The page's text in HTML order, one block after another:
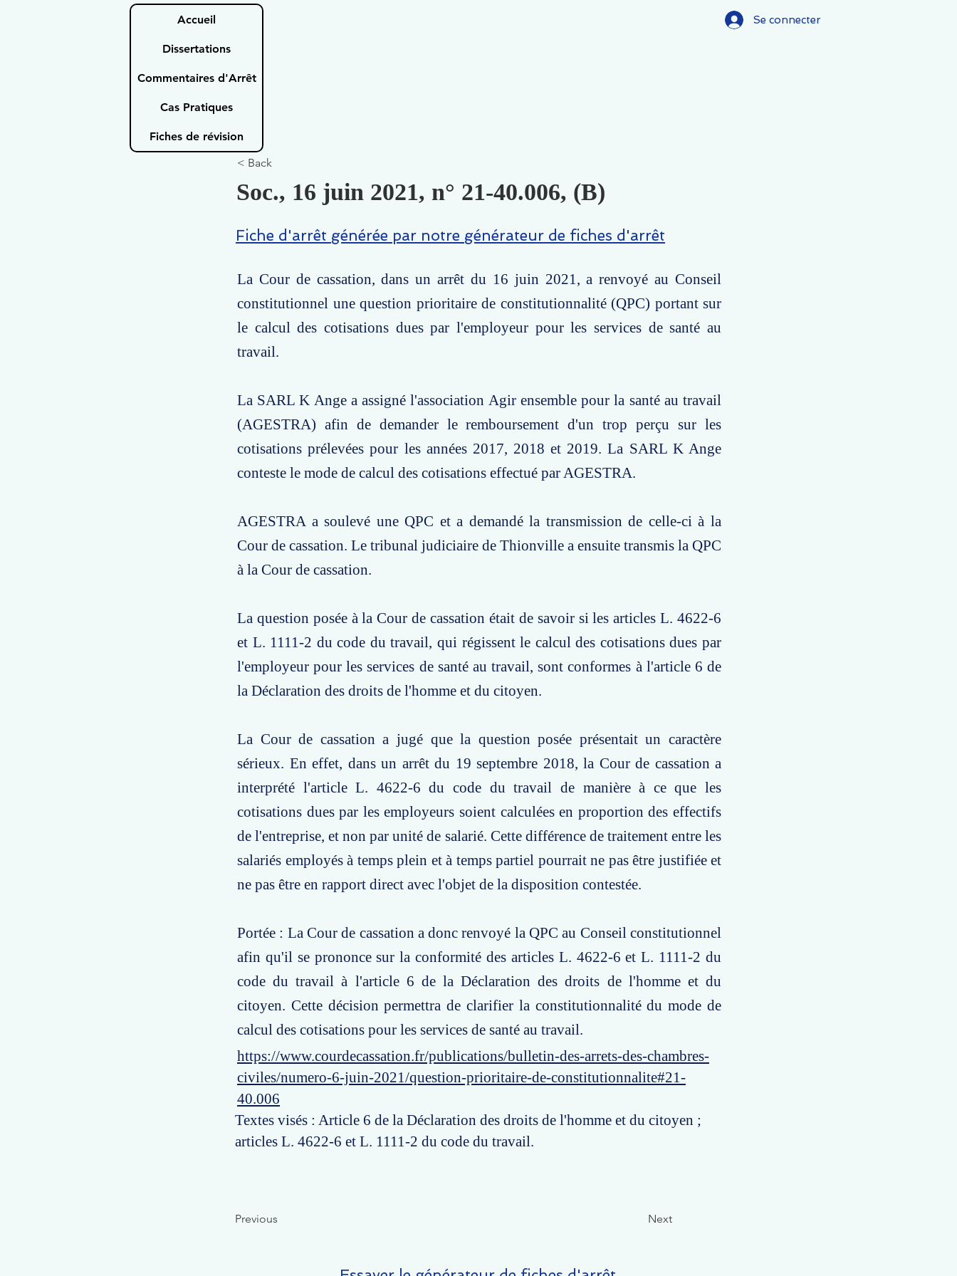
Accueil
Dissertations
Commentaires d'Arrêt
Cas Pratiques
Fiches de révision
Se connecter
< Back
Soc., 16 juin 2021, n° 21-40.006, (B)
Fiche d'arrêt générée par notre générateur de fiches d'arrêt
La Cour de cassation, dans un arrêt du 16 juin 2021, a renvoyé au Conseil
constitutionnel une question prioritaire de constitutionnalité (QPC) portant sur
le calcul des cotisations dues par l'employeur pour les services de santé au
travail.
La SARL K Ange a assigné l'association Agir ensemble pour la santé au travail
(AGESTRA) afin de demander le remboursement d'un trop perçu sur les
cotisations prélevées pour les années 2017, 2018 et 2019. La SARL K Ange
conteste le mode de calcul des cotisations effectué par AGESTRA.
AGESTRA a soulevé une QPC et a demandé la transmission de celle-ci à la
Cour de cassation. Le tribunal judiciaire de Thionville a ensuite transmis la QPC
à la Cour de cassation.
La question posée à la Cour de cassation était de savoir si les articles L. 4622-6
et L. 1111-2 du code du travail, qui régissent le calcul des cotisations dues par
l'employeur pour les services de santé au travail, sont conformes à l'article 6 de
la Déclaration des droits de l'homme et du citoyen.
La Cour de cassation a jugé que la question posée présentait un caractère
sérieux. En effet, dans un arrêt du 19 septembre 2018, la Cour de cassation a
interprété l'article L. 4622-6 du code du travail de manière à ce que les
cotisations dues par les employeurs soient calculées en proportion des effectifs
de l'entreprise, et non par unité de salarié. Cette différence de traitement entre les
salariés employés à temps plein et à temps partiel pourrait ne pas être justifiée et
ne pas être en rapport direct avec l'objet de la disposition contestée.
Portée : La Cour de cassation a donc renvoyé la QPC au Conseil constitutionnel
afin qu'il se prononce sur la conformité des articles L. 4622-6 et L. 1111-2 du
code du travail à l'article 6 de la Déclaration des droits de l'homme et du
citoyen. Cette décision permettra de clarifier la constitutionnalité du mode de
calcul des cotisations pour les services de santé au travail.
https://www.courdecassation.fr/publications/bulletin-des-arrets-des-chambres-
civiles/numero-6-juin-2021/question-prioritaire-de-constitutionnalite#21-
40.006
Textes visés : Article 6 de la Déclaration des droits de l'homme et du citoyen ;
articles L. 4622-6 et L. 1111-2 du code du travail.
Previous Next